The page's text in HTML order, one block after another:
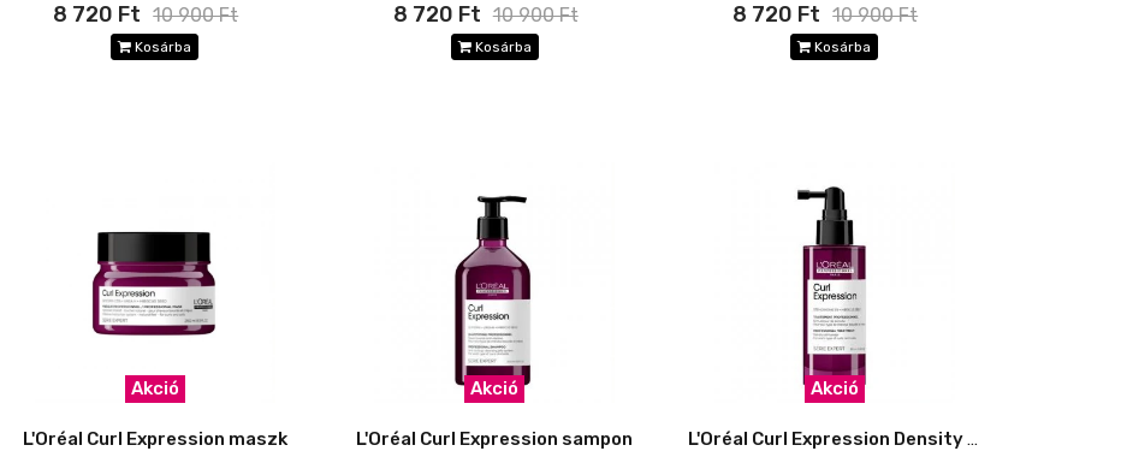
8 720 Ft 10 900 Ft
Kosárba
8 720 Ft 10 900 Ft
Kosárba
8 720 Ft 10 900 Ft
Kosárba
Akció
L'Oréal Curl Expression maszk
Akció
L'Oréal Curl Expression sampon
Akció
L'Oréal Curl Expression Density Stimulator